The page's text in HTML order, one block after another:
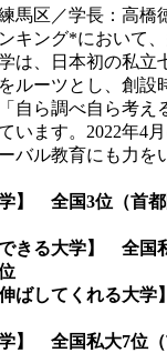
馬区／学長：高橋
キング*において
は、日本初の私立
ルーツとし、創設
自ら調べ自ら考え
います。2022年4
バル教育にも力を
学】 全国3位（首
きる大学】 全国
伸ばしてくれる大
】 全国私大7位（